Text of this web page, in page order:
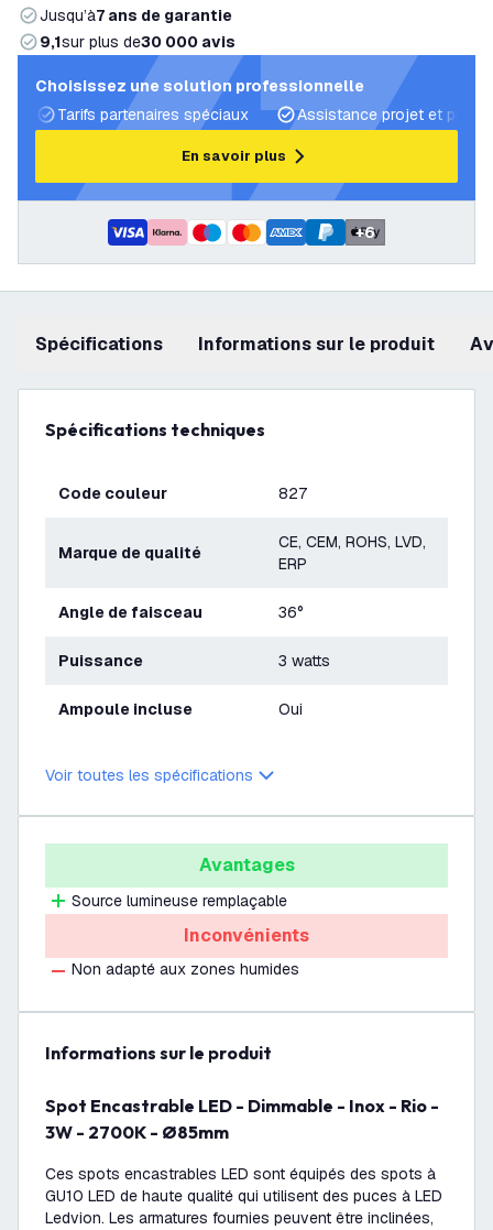
Jusqu’à7 ans de garantie
9,1sur plus de30 000 avis
Choisissez une solution professionnelle
Tarifs partenaires spéciaux
Assistance projet et plans
En savoir plus
+6
Spécifications Informations sur le produit
Spécifications techniques
Code couleur 827
Marque de qualité
CE, CEM, ROHS, LVD,
ERP
Angle de faisceau 36°
Puissance 3 watts
Ampoule incluse Oui
Voir toutes les spécifications
Avantages
Source lumineuse remplaçable
Inconvénients
Non adapté aux zones humides
Informations sur le produit
Spot Encastrable LED - Dimmable - Inox - Rio -
3W - 2700K - Ø85mm
Ces spots encastrables LED sont équipés des spots à
GU10 LED de haute qualité qui utilisent des puces à LED
Ledvion. Les armatures fournies peuvent être inclinées,